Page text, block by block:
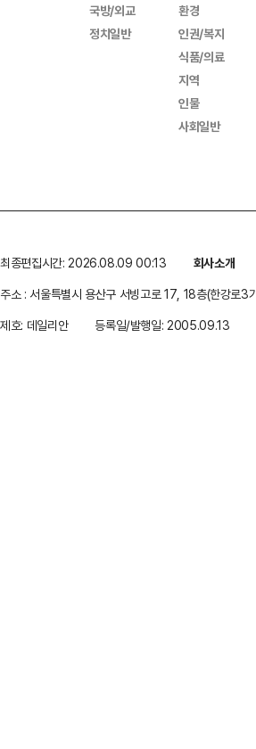
국방/외교
정치일반
환경
인권/복지
식품/의료
지역
인물
사회일반
최종편집시간: 2026.08.09 00:13 회사소개
주소 : 서울특별시 용산구 서빙고로 17, 18층(한강로3
제호: 데일리안
등록일/발행일: 2005.09.13